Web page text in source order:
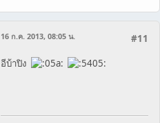
#11
16 ก.ค. 2013, 08:05 น.
อีบ้าปิง